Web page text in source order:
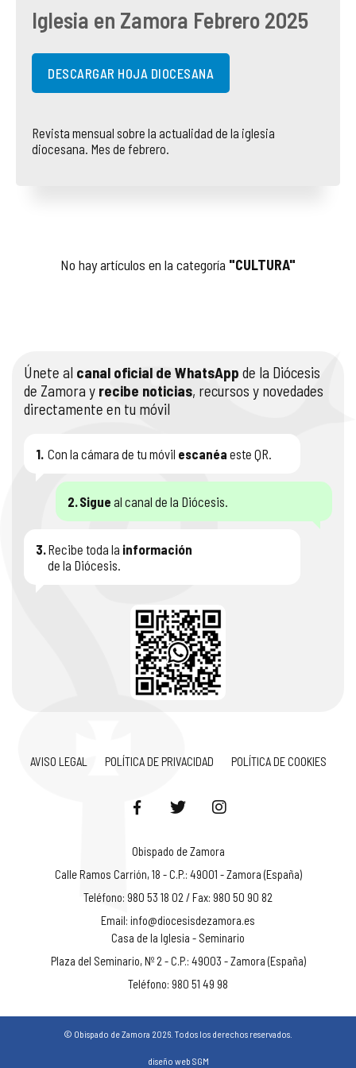
Iglesia en Zamora Febrero 2025
DESCARGAR HOJA DIOCESANA
Revista mensual sobre la actualidad de la iglesia
diocesana. Mes de febrero.
No hay artículos en la categoría "CULTURA"
Únete al canal oficial de WhatsApp de la Diócesis
de Zamora y recibe noticias, recursos y novedades
directamente en tu móvil
1. Con la cámara de tu móvil escanéa este QR.
2. Sigue al canal de la Diócesis.
3. Recibe toda la información
de la Diócesis.
AVISO LEGAL POLÍTICA DE PRIVACIDAD POLÍTICA DE COOKIES
Obispado de Zamora
Calle Ramos Carrión, 18 - C.P.: 49001 - Zamora (España)
Teléfono: 980 53 18 02 / Fax: 980 50 90 82
Email: info@diocesisdezamora.es
Casa de la Iglesia - Seminario
Plaza del Seminario, Nº 2 - C.P.: 49003 - Zamora (España)
Teléfono: 980 51 49 98
© Obispado de Zamora 2026. Todos los derechos reservados.
diseño web SGM
COMPLIANCE
DOCTRINA DE LA IGLESIA
RENDICIÓN CUENTAS ENTIDADES RELIGIOSAS
PASTORAL SAMARITANA
CENTROS SOCIALES
VIDA CONSAGRADA
IMÁGENES
VÍDEOS